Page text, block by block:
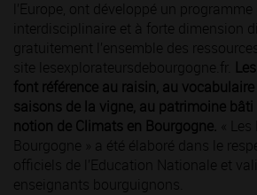
l’Europe, ont développé un
interdisciplinaire et à forte dimension
gratuitement l’ensemble des
site lesexplorateursdebourgogne.fr.
font référence au raisin, au
saisons de la vigne, au patrimoine
notion de Climats en Bourgogne. «
Bourgogne » a été élaboré dans le
officiels de l’Education Nationale et
enseignants bourguignons.